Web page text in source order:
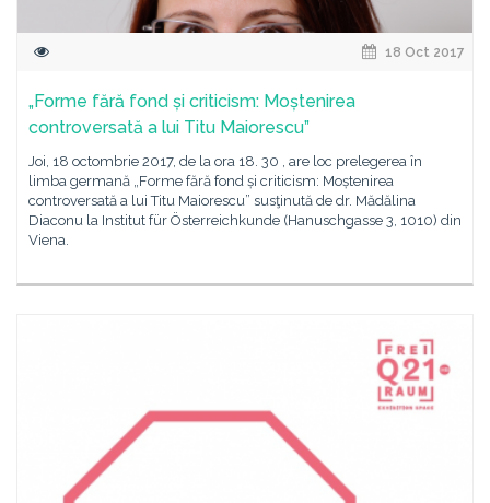
18 Oct 2017
„Forme fără fond și criticism: Moștenirea
controversată a lui Titu Maiorescu”
Joi, 18 octombrie 2017, de la ora 18. 30 , are loc prelegerea în
limba germană „Forme fără fond și criticism: Moștenirea
controversată a lui Titu Maiorescu” susţinută de dr. Mădălina
Diaconu la Institut für Österreichkunde (Hanuschgasse 3, 1010) din
Viena.